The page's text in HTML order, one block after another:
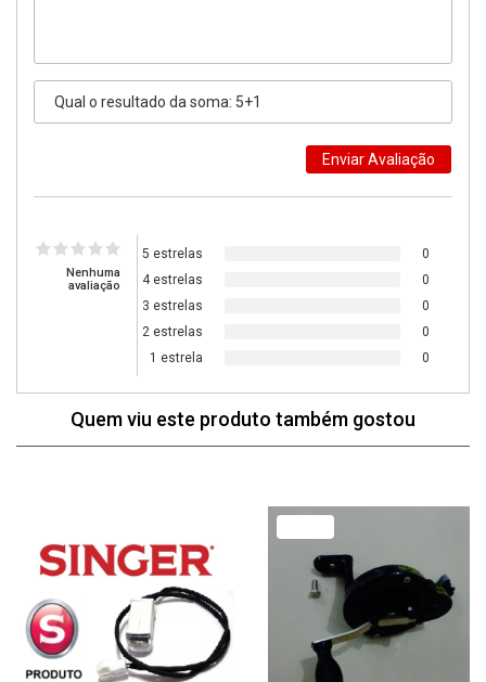
Nenhuma
avaliação
5 estrelas
0
4 estrelas
0
3 estrelas
0
2 estrelas
0
1 estrela
0
Quem viu este produto também gostou